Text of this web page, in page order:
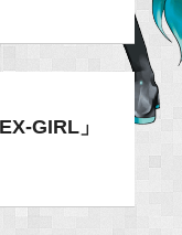
GIRL」